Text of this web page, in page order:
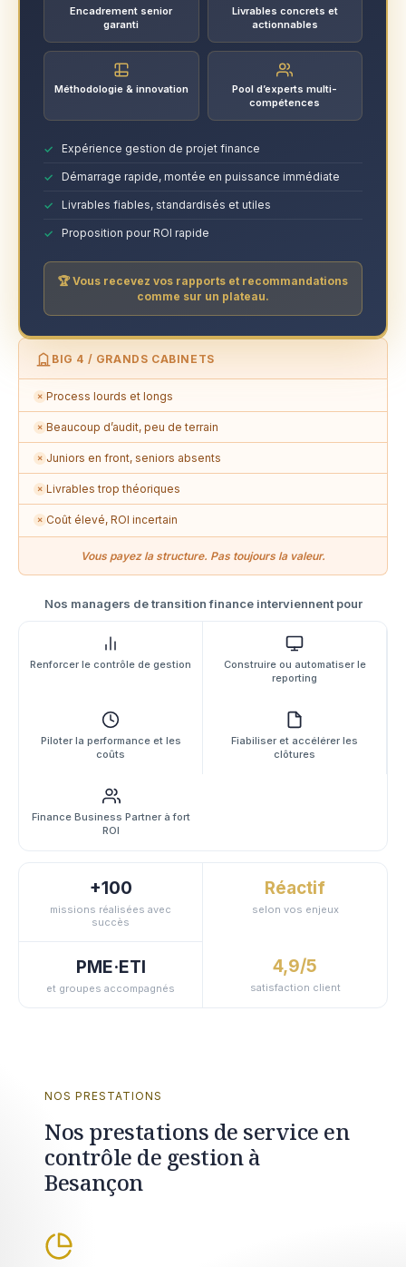
Encadrement senior
garanti
Livrables concrets et
actionnables
Méthodologie & innovation
Pool d’experts multi-
compétences
Expérience gestion de projet finance
Démarrage rapide, montée en puissance immédiate
Livrables fiables, standardisés et utiles
Proposition pour ROI rapide
🏆 Vous recevez vos rapports et recommandations
comme sur un plateau.
BIG 4 / GRANDS CABINETS
✗ Process lourds et longs
✗ Beaucoup d’audit, peu de terrain
✗ Juniors en front, seniors absents
✗ Livrables trop théoriques
✗ Coût élevé, ROI incertain
Vous payez la structure. Pas toujours la valeur.
Nos managers de transition finance interviennent pour
Renforcer le contrôle de gestion
Construire ou automatiser le
reporting
Piloter la performance et les
coûts
Fiabiliser et accélérer les
clôtures
Finance Business Partner à fort
ROI
+100
missions réalisées avec
succès
Réactif
selon vos enjeux
PME·ETI
et groupes accompagnés
4,9/5
satisfaction client
NOS PRESTATIONS
Nos prestations de service en
contrôle de gestion à
Besançon